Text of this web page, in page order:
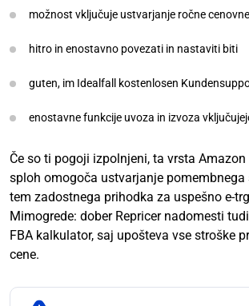
možnost vključuje ustvarjanje ročne
hitro in enostavno povezati in nastaviti biti
guten, im Idealfall kostenlosen
enostavne funkcije uvoza in izvoza
Če so ti pogoji izpolnjeni, ta vrsta Amazon
sploh omogoča ustvarjanje
tem zadostnega prihodka za uspešno e-
Mimogrede: dober Repricer nadomesti
FBA kalkulator, saj upošteva vse stroške
cene.